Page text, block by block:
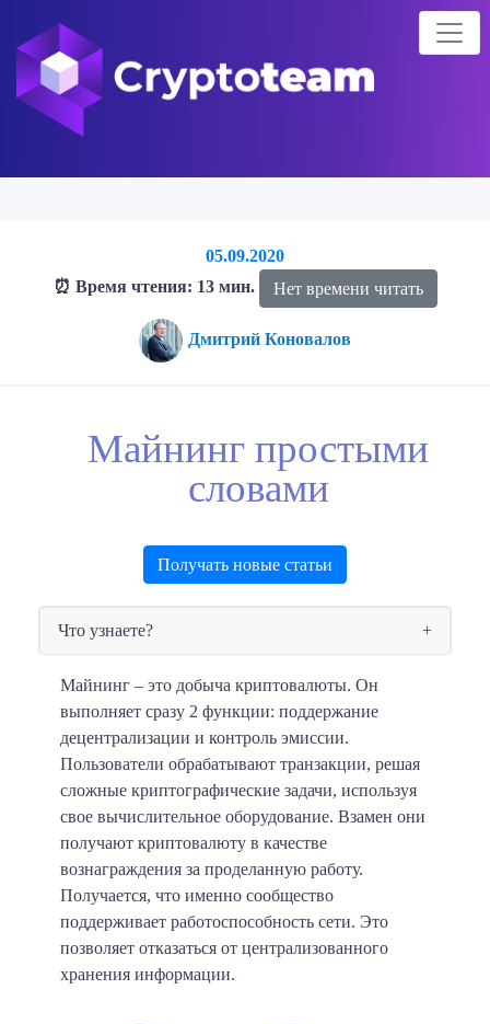
05.09.2020
⏰ Время чтения: 13 мин.
Нет времени читать
Дмитрий Коновалов
простыми словамиМайнинг простыми
словами
Получать новые статьи
Что узнаете?
Майнинг – это добыча криптовалюты. Он
выполняет сразу 2 функции: поддержание
децентрализации и контроль эмиссии.
Пользователи обрабатывают транзакции, решая
сложные криптографические задачи, используя
свое вычислительное оборудование. Взамен они
получают криптовалюту в качестве
вознаграждения за проделанную работу.
Получается, что именно сообщество
поддерживает работоспособность сети. Это
позволяет отказаться от централизованного
хранения информации.